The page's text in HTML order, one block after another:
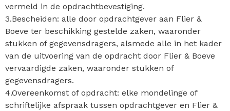
vermeld in de opdrachtbevestiging.
3.Bescheiden: alle door opdrachtgever aan Flier &
Boeve ter beschikking gestelde zaken, waaronder
stukken of gegevensdragers, alsmede alle in het kader
van de uitvoering van de opdracht door Flier & Boeve
vervaardigde zaken, waaronder stukken of
gegevensdragers.
4.Overeenkomst of opdracht: elke mondelinge of
schriftelijke afspraak tussen opdrachtgever en Flier &